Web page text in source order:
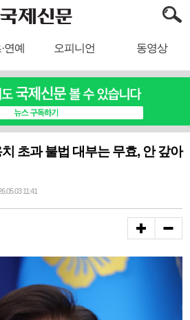
연예 오피니언 동영상
초과 불법 대부는 무효, 안 갚아
11:41